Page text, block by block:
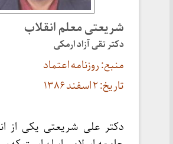
شریعتی معلم انقلاب
دکتر تقی آزاد ارمکی
منبع: روزنامه اعتماد
تاریخ: ۲ اسفند ۱۳۸۶
دکتر علی شریعتی یکی از